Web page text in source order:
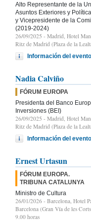
Alto Representante de la
Asuntos Exteriores y
y Vicepresidente de la
(2019-2024)
26/09/2025 - Madrid, Hotel
Ritz de Madrid (Plaza de la
Información del evento
Nadia Calviño
FÓRUM EUROPA
Presidenta del Banco
Inversiones (BEI)
26/09/2025 - Madrid, Hotel
Ritz de Madrid (Plaza de la
Información del evento
Ernest Urtasun
FÓRUM EUROPA.
TRIBUNA CATALUNYA
Ministro de Cultura
26/01/2026 - Barcelona, Hotel
Barcelona (Gran Vía de les
9.00 horas